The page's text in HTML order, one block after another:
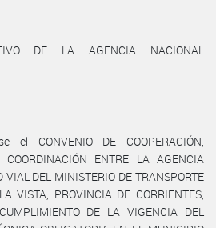
DE LA AGENCIA NACIONAL
el CONVENIO DE COOPERACIÓN,
ENTRE LA AGENCIA
VIAL DEL MINISTERIO DE TRANSPORTE
VISTA, PROVINCIA DE CORRIENTES,
DE LA VIGENCIA DEL